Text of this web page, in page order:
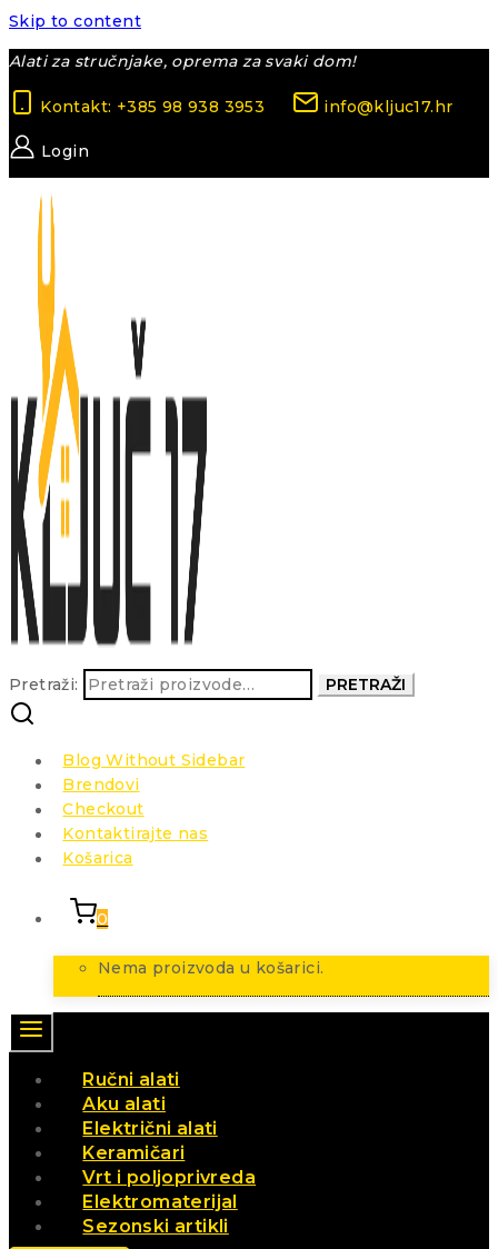
Skip to content
Alati za stručnjake, oprema za svaki dom!
Kontakt: +385 98 938 3953 info@kljuc17.hr
Login
Pretraži: PRETRAŽI
Blog Without Sidebar
Brendovi
Checkout
Kontaktirajte nas
Košarica
0
Nema proizvoda u košarici.
Ručni alati
Aku alati
Električni alati
Keramičari
Vrt i poljoprivreda
Elektromaterijal
Sezonski artikli